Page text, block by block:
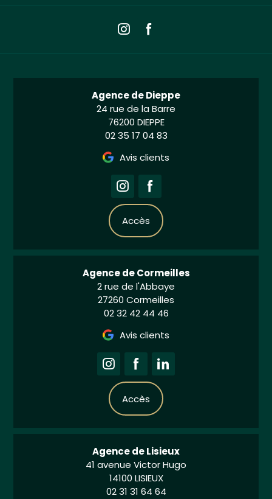
Agence de Dieppe
24 rue de la Barre
76200 DIEPPE
02 35 17 04 83
Avis clients
Accès
Agence de Cormeilles
2 rue de l'Abbaye
27260 Cormeilles
02 32 42 44 46
Avis clients
Accès
Agence de Lisieux
41 avenue Victor Hugo
14100 LISIEUX
02 31 31 64 64